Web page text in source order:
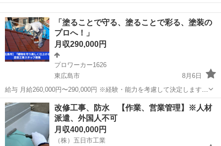
幅広く担当していただきます。 現場を安全かつ円滑に進めるための
「司令塔」としての役割を担うポジションです。 ＜主な業務内容＞ ・
工程管理（工事スケジ...「塗ることで守る、塗ることで彩る、塗装の
プロへ！」
月収290,000円
プロワーカー1626
東広島市
8月6日
給与 月給260,000円〜290,000円 ※経験・能力を考慮して決定します。
募集職種 塗装工事スタッフ（未経験者・経験者歓迎） 住宅・ビル・工
場などの外壁や内装の塗装工事を担当します。未経験者は基礎から
し...
広島 東広島市 その他 未経験
改修工事、防水 【作業、営業管理】※人材
派遣、外国人不可
月収400,000円
（株）五日市工業